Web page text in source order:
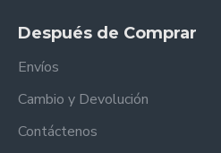
Después de Comprar
Envíos
Cambio y Devolución
Contáctenos